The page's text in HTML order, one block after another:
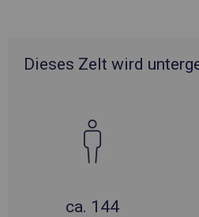
Dieses Zelt wird
ca. 144